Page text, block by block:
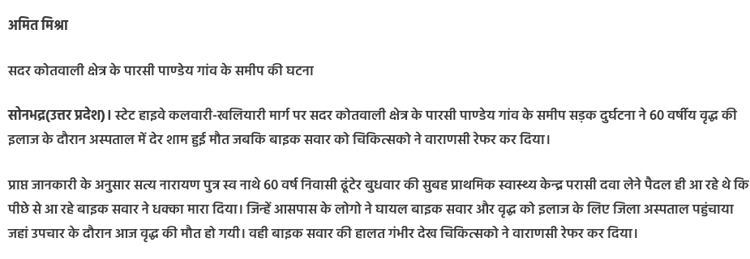
अमित मिश्रा
सदर कोतवाली क्षेत्र के पारसी पाण्डेय गांव के समीप की घटना
सोनभद्र(उत्तर प्रदेश)।स्टेट हाइवे कलवारी-खलियारी मार्ग पर सदर कोतवाली क्षेत्र के पारसी पाण्डेय गांव के समीप सड़क दुर्घटना ने 60 वर्षीय वृद्ध की
इलाज के दौरान अस्पताल में देर शाम हुई मौत जबकि बाइक सवार को चिकित्सको ने वाराणसी रेफर कर दिया।
प्राप्त जानकारी के अनुसार सत्य नारायण पुत्र स्व नाथे 60 वर्ष निवासी ढूंटेर बुधवार की सुबह प्राथमिक स्वास्थ्य केन्द्र परासी दवा लेने पैदल ही आ रहे थे कि
पीछे से आ रहे बाइक सवार ने धक्का मारा दिया। जिन्हें आसपास के लोगो ने घायल बाइक सवार और वृद्ध को इलाज के लिए जिला अस्पताल पहुंचाया
जहां उपचार के दौरान आज वृद्ध की मौत हो गयी। वही बाइक सवार की हालत गंभीर देख चिकित्सको ने वाराणसी रेफर कर दिया।